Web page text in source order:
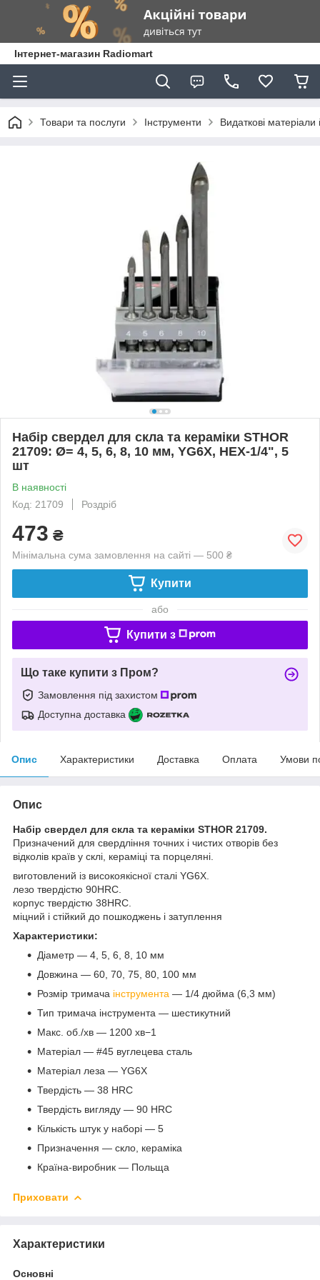
Інтернет-магазин Radiomart
Товари та послуги Інструменти Видаткові
Набір свердел для скла та кераміки STHOR
21709: Ø= 4, 5, 6, 8, 10 мм, YG6X, HEX-1/4", 5
шт
В наявності
Код: 21709
Роздріб
473 ₴
Мінімальна сума замовлення на сайті — 500 ₴
Купити
або
Купити з
Що таке купити з Пром?
Замовлення під захистом
Доступна доставка
Опис Характеристики Доставка Оплата Умови
Опис
Набір свердел для скла та кераміки STHOR 21709.
Призначений для свердління точних і чистих отворів без
відколів країв у склі, кераміці та порцеляні.
виготовлений із високоякісної сталі YG6X.
лезо твердістю 90HRC.
корпус твердістю 38HRC.
міцний і стійкий до пошкоджень і затуплення
Характеристики:
Діаметр — 4, 5, 6, 8, 10 мм
Довжина — 60, 70, 75, 80, 100 мм
Розмір тримача інструмента — 1/4 дюйма (6,3 мм)
Тип тримача інструмента — шестикутний
Макс. об./хв — 1200 хв−1
Матеріал — #45 вуглецева сталь
Матеріал леза — YG6X
Твердість — 38 HRC
Твердість вигляду — 90 HRC
Кількість штук у наборі — 5
Призначення — скло, кераміка
Країна-виробник — Польща
Приховати
Характеристики
Основні